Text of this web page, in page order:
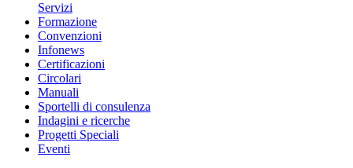
Servizi
Formazione
Convenzioni
Infonews
Certificazioni
Circolari
Manuali
Sportelli di consulenza
Indagini e ricerche
Progetti Speciali
Eventi